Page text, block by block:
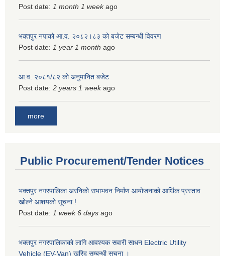
Post date: 1 month 1 weekago
भक्तपुर नपाको आ.व. २०८२।८३ को बजेट सम्बन्धी विवरण
Post date: 1 year 1 month ago
आ.व. २०८१/८२ को अनुमानित बजेट
Post date: 2 years 1 weekago
more
Public Procurement/Tender Notices
भक्तपुर नगरपालिका अरनिको सभाभवन निर्माण आयोजनाको आर्थिक प्रस्ताव
खोल्ने आशयको सूचना !
Post date: 1 week 6 days ago
भक्तपुर नगरपालिकाकाे लागि आवश्यक सवारी साधन Electric Utility
Vehicle (EV-Van) खरिद सम्बन्धी सूचना ।